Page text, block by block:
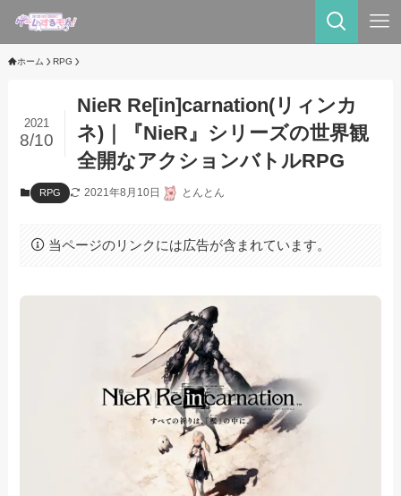
ホーム RPG
NieR Re[in]carnation(リィンカ
ネ)｜『NieR』シリーズの世界観
全開なアクションバトルRPG
2021
8/10
RPG 2021年8月10日 とんとん
当ページのリンクには広告が含まれています。